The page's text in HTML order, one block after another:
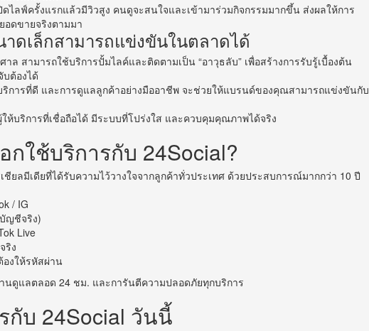
ไลฟ์ครั้งแรกแล้วมีวิวสูง คนดูจะสนใจและเข้ามาร่วมกิจกรรมมากขึ้น ส่งผลให้การ
อดขายจริงตามมา
าดเล็กสามารถแข่งขันในตลาดได้
ล สามารถใช้บริการปั้มไลค์และติดตามเป็น “อาวุธลับ” เพื่อสร้างการรับรู้เบื้องต้น
ต้องได้
การที่ดี และการดูแลลูกค้าอย่างมืออาชีพ จะช่วยให้แบรนด์ของคุณสามารถแข่งขันกับ
ห้บริการที่เชื่อถือได้ มีระบบที่โปร่งใส และควบคุมคุณภาพได้จริง
กใช้บริการกับ 24Social?
ชียลมีเดียที่ได้รับความไว้วางใจจากลูกค้าทั่วประเทศ ด้วยประสบการณ์มากกว่า 10 ปี
/ IG
ญชีจริง)
Live
ริง
งให้รหัสผ่าน
นดูแลตลอด 24 ชม. และการันตีความปลอดภัยทุกบริการ
กับ 24Social วันนี้